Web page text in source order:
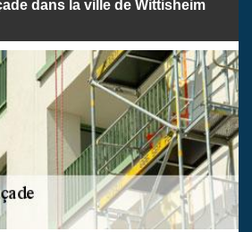
dans la ville de Wittisheim